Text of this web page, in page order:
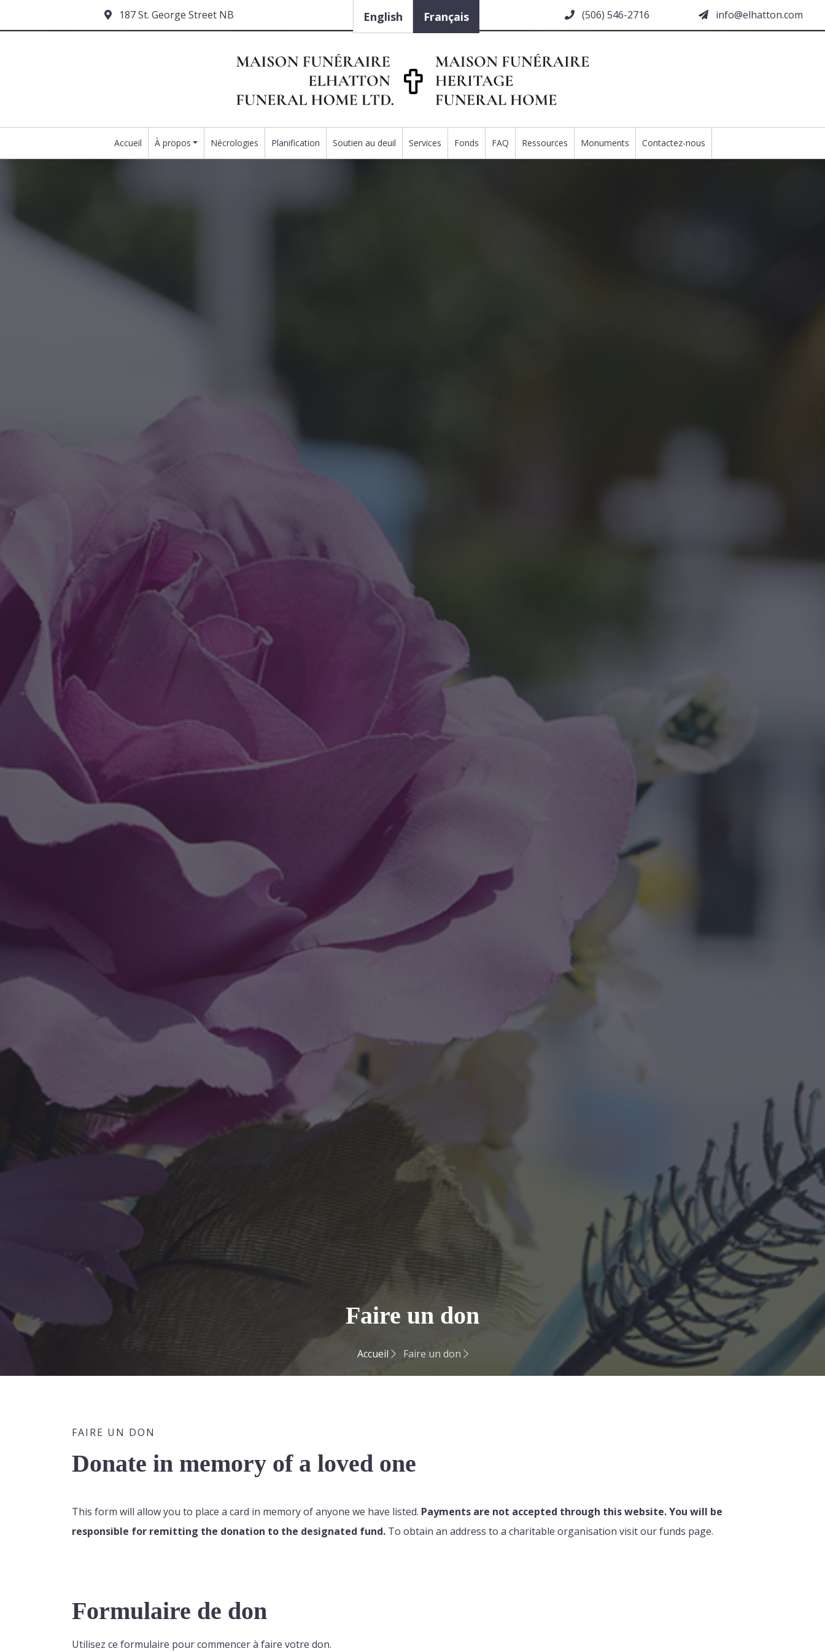
187 St. George Street NB English Français (506) 546-2716 moc.nottahle@ofni
Accueil À propos Nécrologies Planification Soutien au deuil Services Fonds FAQ Ressources Monuments Contactez-nous
Faire un don
Accueil Faire un don
FAIRE UN DON
Donate in memory of a loved one
This form will allow you to place a card in memory of anyone we have listed. Payments are not accepted through this website. You will be
responsible for remitting the donation to the designated fund. To obtain an address to a charitable organisation visit our funds page.
Formulaire de don
Utilisez ce formulaire pour commencer à faire votre don.